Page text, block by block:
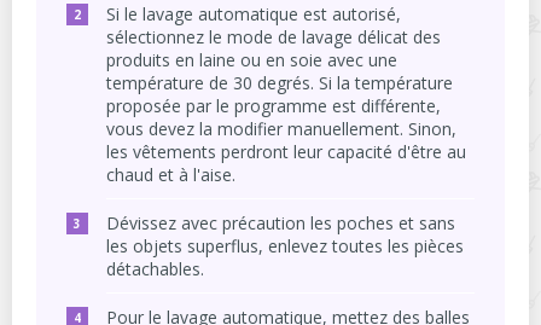
Si le lavage automatique est autorisé,
sélectionnez le mode de lavage délicat des
produits en laine ou en soie avec une
température de 30 degrés. Si la température
proposée par le programme est différente,
vous devez la modifier manuellement. Sinon,
les vêtements perdront leur capacité d'être au
chaud et à l'aise.
Dévissez avec précaution les poches et sans
les objets superflus, enlevez toutes les pièces
détachables.
Pour le lavage automatique, mettez des balles